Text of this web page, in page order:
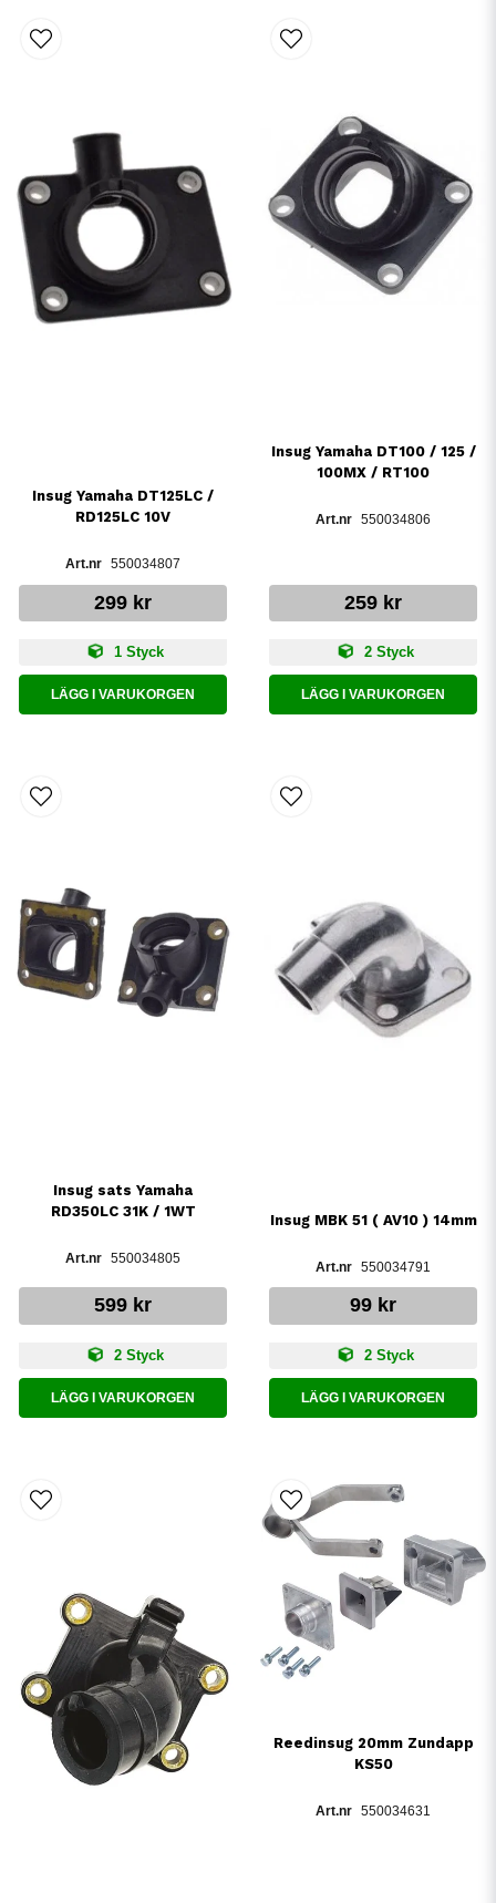
Insug Yamaha DT125LC /
RD125LC 10V
550034807
299 kr
1 Styck
LÄGG I VARUKORGEN
Insug Yamaha DT100 / 125 /
100MX / RT100
550034806
259 kr
2 Styck
LÄGG I VARUKORGEN
Insug sats Yamaha
RD350LC 31K / 1WT
550034805
599 kr
2 Styck
LÄGG I VARUKORGEN
Insug MBK 51 ( AV10 ) 14mm
550034791
99 kr
2 Styck
LÄGG I VARUKORGEN
Reedinsug 20mm Zundapp
KS50
550034631